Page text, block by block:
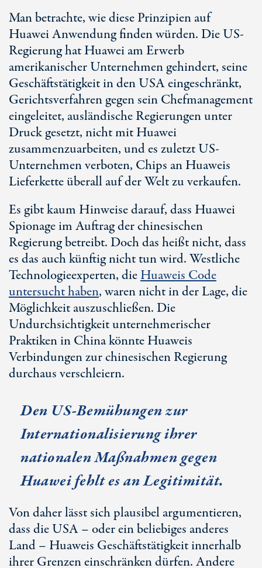
Man betrachte, wie diese Prinzipien auf
Huawei Anwendung finden würden. Die US-
Regierung hat Huawei am Erwerb
amerikanischer Unternehmen gehindert, seine
Geschäftstätigkeit in den USA eingeschränkt,
Gerichtsverfahren gegen sein Chefmanagement
eingeleitet, ausländische Regierungen unter
Druck gesetzt, nicht mit Huawei
zusammenzuarbeiten, und es zuletzt US-
Unternehmen verboten, Chips an Huaweis
Lieferkette überall auf der Welt zu verkaufen.
Es gibt kaum Hinweise darauf, dass Huawei
Spionage im Auftrag der chinesischen
Regierung betreibt. Doch das heißt nicht, dass
es das auch künftig nicht tun wird. Westliche
Technologieexperten, dieHuaweis Code
untersucht haben, waren nicht in der Lage, die
Möglichkeit auszuschließen. Die
Undurchsichtigkeit unternehmerischer
Praktiken in China könnte Huaweis
Verbindungen zur chinesischen Regierung
durchaus verschleiern.
Den US-Bemühungen zur
Internationalisierung ihrer
nationalen Maßnahmen gegen
Huawei fehlt es an Legitimität.
Von daher lässt sich plausibel argumentieren,
dass die USA – oder ein beliebiges anderes
Land – Huaweis Geschäftstätigkeit innerhalb
ihrer Grenzen einschränken dürfen. Andere